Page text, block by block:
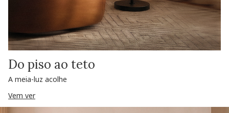
Do piso ao teto
A meia-luz acolhe
Vem ver